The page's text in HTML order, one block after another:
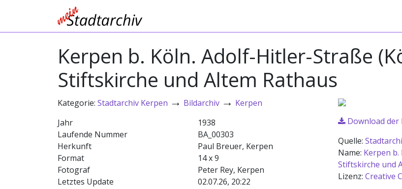
Kerpen b. Köln. Adolf-Hitler-Straße
Stiftskirche und Altem Rathaus
Kategorie: Stadtarchiv Kerpen → Bildarchiv → Kerpen
Jahr
1938
Laufende Nummer
BA_00303
Herkunft
Paul Breuer, Kerpen
Format
14 x 9
Fotograf
Peter Rey, Kerpen
Letztes Update
02.07.26, 20:22
Download der
Quelle:
Name: Kerpen
Stiftskirche und
Lizenz: Creative